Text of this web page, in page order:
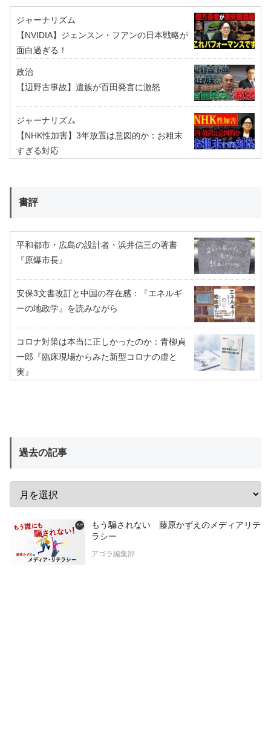
ジャーナリズム
【NVIDIA】ジェンスン・フアンの日本戦略が
面白過ぎる！
政治
【辺野古事故】遺族が百田発言に激怒
ジャーナリズム
【NHK性加害】3年放置は意図的か：お粗末
すぎる対応
書評
平和都市・広島の設計者・浜井信三の著書
『原爆市長』
安保3文書改訂と中国の存在感：『エネルギ
ーの地政学』を読みながら
コロナ対策は本当に正しかったのか：青柳貞
一郎『臨床現場からみた新型コロナの虚と
実』
過去の記事
もう騙されない 藤原かずえのメディアリテ
ラシー
アゴラ編集部